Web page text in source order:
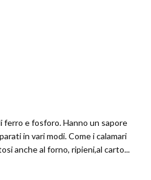
e fosforo. Hanno un sapore
in vari modi. Come i calamari
anche al forno, ripieni,al carto...